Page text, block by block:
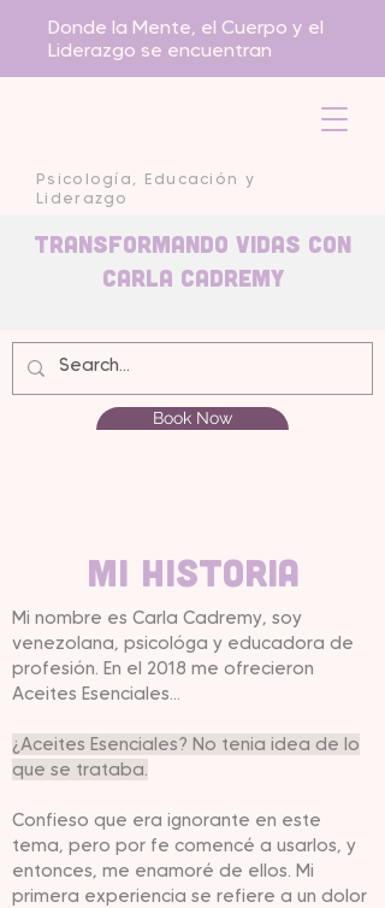
Psicología, Educación y
Liderazgo
Donde la Mente, el Cuerpo y el
Liderazgo se encuentran
Transformando Vidas con
carla Cadremy
Book Now
Mi Historia
Mi nombre es Carla Cadremy, soy
venezolana, psicológa y educadora de
profesión. En el 2018 me ofrecieron
Aceites Esenciales...
¿Aceites Esenciales? No tenia idea de lo
que se trataba.
Confieso que era ignorante en este
tema, pero por fe comencé a usarlos, y
entonces, me enamoré de ellos. Mi
primera experiencia se refiere a un dolor